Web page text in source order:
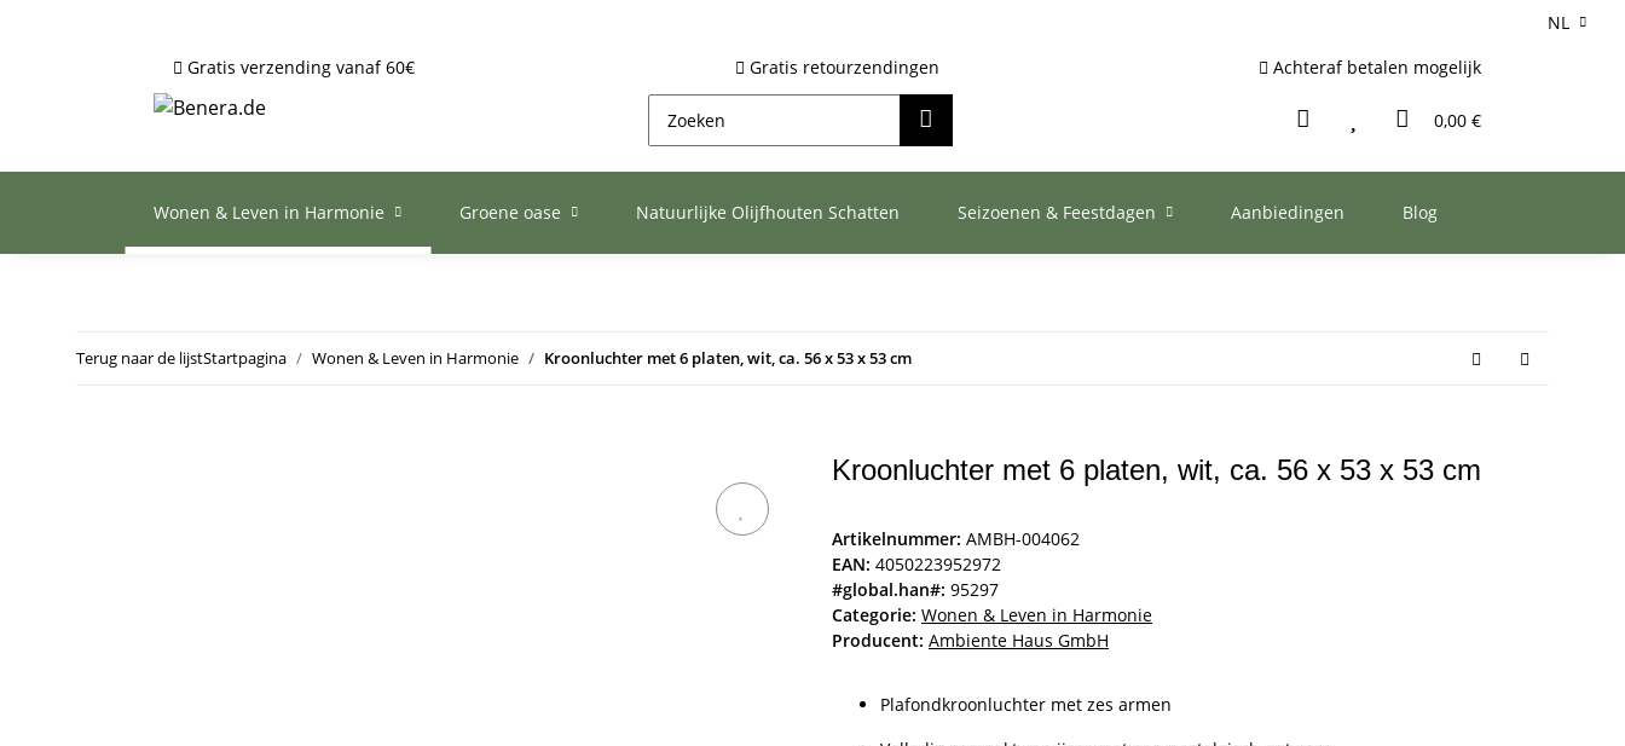
NL
Gratis verzending vanaf 60€
Gratis retourzendingen Achteraf betalen mogelijk
0,00 €
Wonen & Leven in Harmonie Groene oase Natuurlijke Olijfhouten Schatten Seizoenen & Feestdagen Aanbiedingen Blog
Terug naar de lijstStartpagina Wonen & Leven in Harmonie Kroonluchter met 6 platen, wit, ca. 56 x 53 x 53 cm
Kroonluchter met 6 platen, wit, ca. 56 x 53 x 53 cm
Artikelnummer: AMBH-004062
EAN: 4050223952972
#global.han#: 95297
Categorie: Wonen & Leven in Harmonie
Producent: Ambiente Haus GmbH
Plafondkroonluchter met zes armen